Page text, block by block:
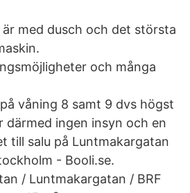
med dusch och det största
och många
våning 8 samt 9 dvs högst
därmed ingen insyn och en
till salu på Luntmakargatan
- Booli.se.
/ Luntmakargatan / BRF